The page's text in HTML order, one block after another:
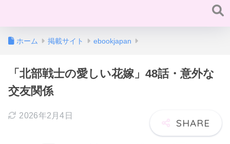
ホーム 掲載サイト ebookjapan
「北部戦士の愛しい花嫁」48話・意外な
交友関係
2026年2月4日